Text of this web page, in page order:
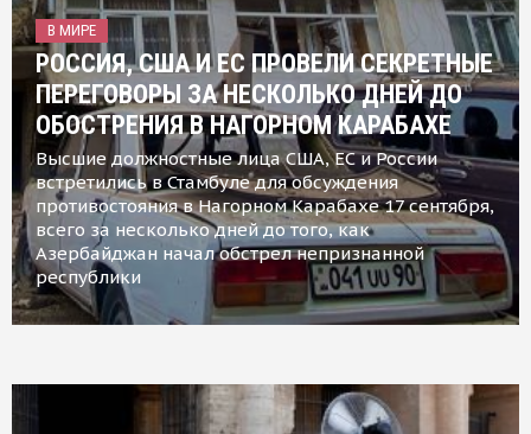
В МИРЕ
РОССИЯ, США И ЕС ПРОВЕЛИ СЕКРЕТНЫЕ
ПЕРЕГОВОРЫ ЗА НЕСКОЛЬКО ДНЕЙ ДО
ОБОСТРЕНИЯ В НАГОРНОМ КАРАБАХЕ
Высшие должностные лица США, ЕС и России
встретились в Стамбуле для обсуждения
противостояния в Нагорном Карабахе 17 сентября,
всего за несколько дней до того, как
Азербайджан начал обстрел непризнанной
республики